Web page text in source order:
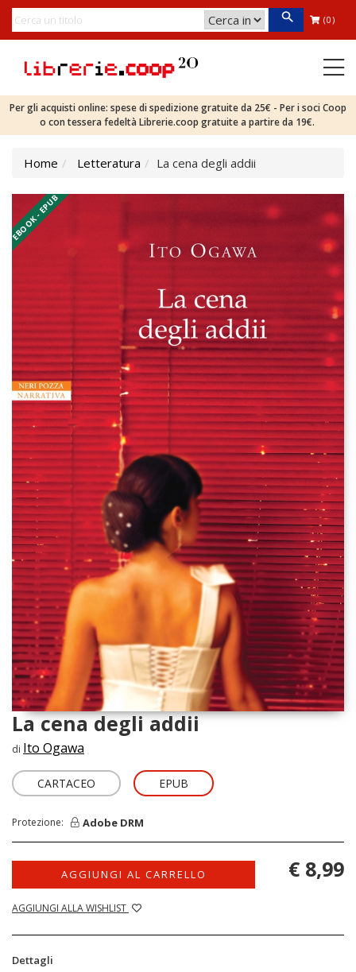
(0)
Per gli acquisti online: spese di spedizione gratuite da 25€ - Per i soci Coop
o con tessera fedeltà Librerie.coop gratuite a partire da 19€.
Home Letteratura La cena degli addii
EBOOK - EPUB
La cena degli addii
di Ito Ogawa
CARTACEO EPUB
Protezione: Adobe DRM
AGGIUNGI AL CARRELLO
AGGIUNGI ALLA WISHLIST
€ 8,99
Dettagli